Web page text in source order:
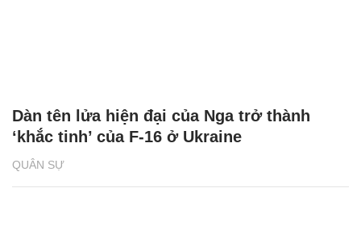
QUÂN SỰ
Dàn tên lửa hiện đại của Nga trở thành
‘khắc tinh’ của F-16 ở Ukraine